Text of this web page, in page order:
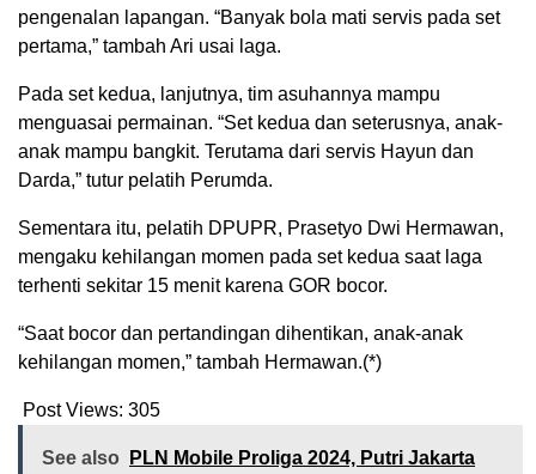
pengenalan lapangan. “Banyak bola mati servis pada set
pertama,” tambah Ari usai laga.
Pada set kedua, lanjutnya, tim asuhannya mampu
menguasai permainan. “Set kedua dan seterusnya, anak-
anak mampu bangkit. Terutama dari servis Hayun dan
Darda,” tutur pelatih Perumda.
Sementara itu, pelatih DPUPR, Prasetyo Dwi Hermawan,
mengaku kehilangan momen pada set kedua saat laga
terhenti sekitar 15 menit karena GOR bocor.
“Saat bocor dan pertandingan dihentikan, anak-anak
kehilangan momen,” tambah Hermawan.(*)
Post Views: 305
See also
PLN Mobile Proliga 2024, Putri Jakarta